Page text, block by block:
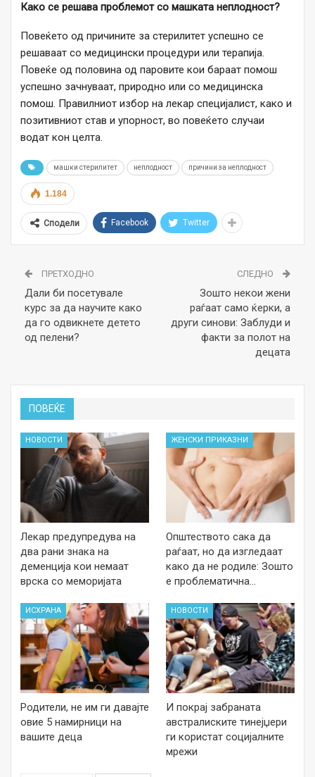
Како се решава проблемот со машката неплодност?
Повеќето од причините за стерилитет успешно се
решаваат со медицински процедури или терапија.
Повеќе од половина од паровите кои бараат помош
успешно зачнуваат, природно или со медицинска
помош. Правилниот избор на лекар специјалист, како и
позитивниот став и упорност, во повеќето случаи
водат кон целта.
машки стерилитет неплодност причини за неплодност
1.184
Сподели Facebook Twitter
ПРЕТХОДНО
Дали би посетувале
курс за да научите како
да го одвикнете детето
од пелени?
СЛЕДНО
Зошто некои жени
раѓаат само ќерки, а
други синови: Заблуди и
факти за полот на
децата
ПОВЕЌЕ
НОВОСТИ
Лекар предупредува на
два рани знака на
деменција кои немаат
врска со меморијата
ЖЕНСКИ ПРИКАЗНИ
Општеството сака да
раѓаат, но да изгледаат
како да не родиле: Зошто
е проблематична…
ИСХРАНА
Родители, не им ги давајте
овие 5 намирници на
вашите деца
НОВОСТИ
И покрај забраната
австралиските тинејџери
ги користат социјалните
мрежи